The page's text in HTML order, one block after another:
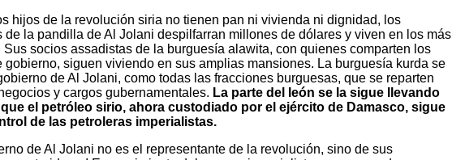
hijos de la revolución siria no tienen pan ni vivienda ni dignidad, los
de la pandilla de Al Jolani despilfarran millones de dólares y viven en los más
Sus socios assadistas de la burguesía alawita, con quienes comparten los
gobierno, siguen viviendo en sus amplias mansiones. La burguesía kurda se
de Al Jolani, como todas las fracciones burguesas, que se reparten
y cargos gubernamentales. La parte del león se la sigue llevando
que el petróleo sirio, ahora custodiado por el ejército de Damasco, sigue
de las petroleras imperialistas.
de Al Jolani no es el representante de la revolución, sino de sus